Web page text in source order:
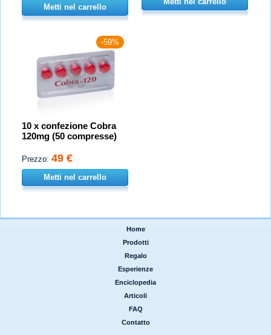
Metti nel carrello
-59%
10 x confezione Cobra
120mg (50 compresse)
Prezzo: 49 €
Metti nel carrello
Home
Prodotti
Regalo
Esperienze
Enciclopedia
Articoli
FAQ
Contatto